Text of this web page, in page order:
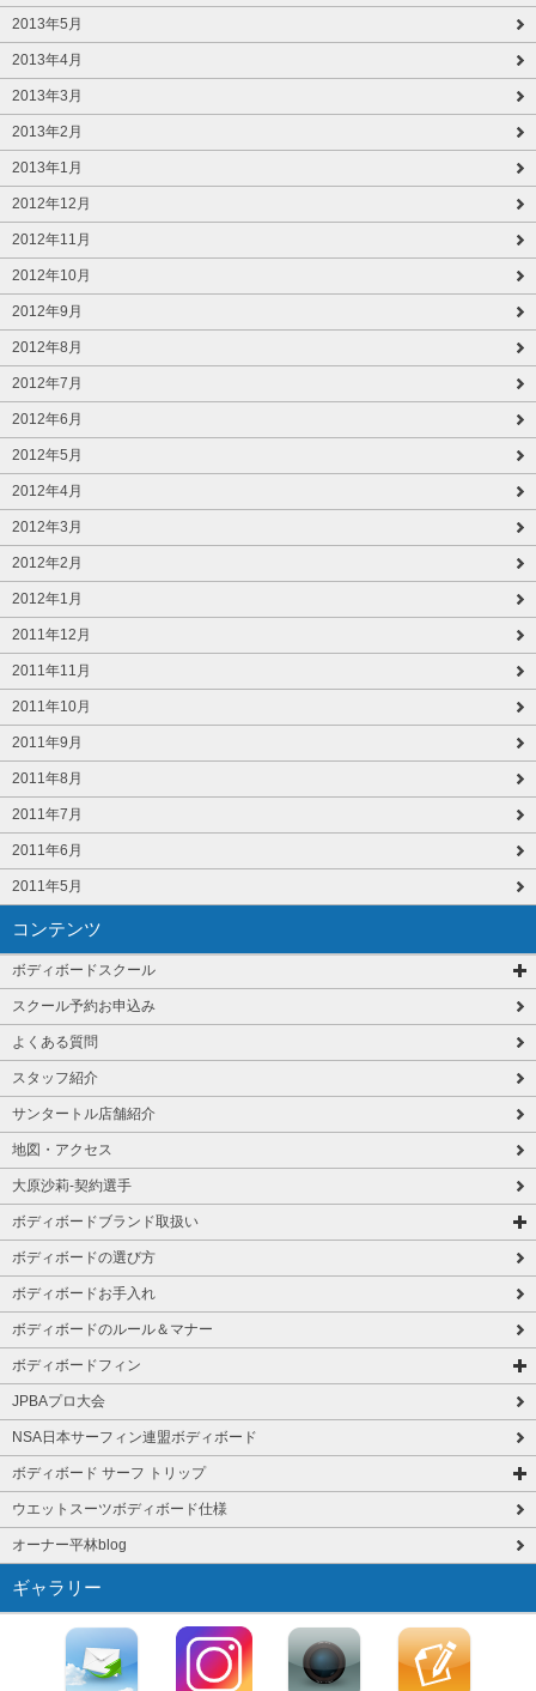
2013年5月
2013年4月
2013年3月
2013年2月
2013年1月
2012年12月
2012年11月
2012年10月
2012年9月
2012年8月
2012年7月
2012年6月
2012年5月
2012年4月
2012年3月
2012年2月
2012年1月
2011年12月
2011年11月
2011年10月
2011年9月
2011年8月
2011年7月
2011年6月
2011年5月
コンテンツ
ボディボードスクール
スクール予約お申込み
よくある質問
スタッフ紹介
サンタートル店舗紹介
地図・アクセス
大原沙莉-契約選手
ボディボードブランド取扱い
ボディボードの選び方
ボディボードお手入れ
ボディボードのルール＆マナー
ボディボードフィン
JPBAプロ大会
NSA日本サーフィン連盟ボディボード
ボディボード サーフ トリップ
ウエットスーツボディボード仕様
オーナー平林blog
ギャラリー